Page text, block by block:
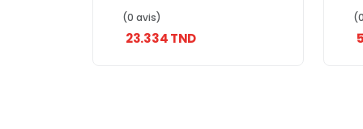
Encastrable –
Commande à 3 Positions
(0 avis)
23.334 TND